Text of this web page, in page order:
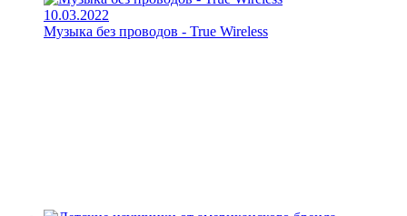
10.03.2022
Музыка без проводов - True Wireless